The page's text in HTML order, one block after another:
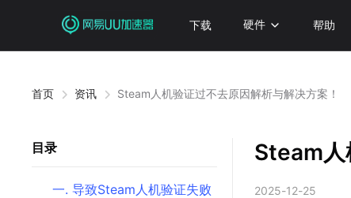
下载 硬件 帮助
首页 资讯 Steam人机验证过不去原因解析与解决方案！
目录
一. 导致Steam人机验证失败
Steam人
2025-12-25